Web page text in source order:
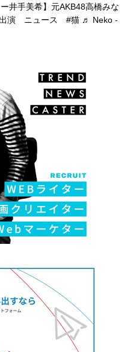
井手美希】元AKB48高橋みな
出演 ニュース #猫 ♬ Neko -